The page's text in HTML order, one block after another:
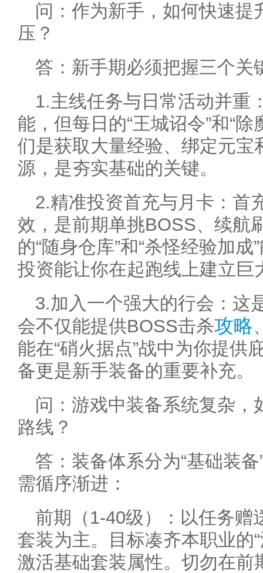
问：作为新手，如何快速提
压？
答：新手期必须把握三个关
1.主线任务与日常活动并重
能，但每日的“王城诏令”和“
们是获取大量经验、绑定元宝
源，是夯实基础的关键。
2.精准投资首充与月卡：首
效，是前期单挑BOSS、续航
的“随身仓库”和“杀怪经验加
投资能让你在起跑线上建立巨
3.加入一个强大的行会：这
会不仅能提供BOSS击杀攻略
能在“硝火据点”战中为你提供
备更是新手装备的重要补充。
问：游戏中装备系统复杂，
路线？
答：装备体系分为“基础装备
需循序渐进：
前期（1-40级）：以任务赠
套装为主。目标凑齐本职业的
激活基础套装属性。切勿在前